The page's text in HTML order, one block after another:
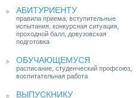
АБИТУРИЕНТУ
правила приема, вступительные
испытания, конкурсная ситуация,
проходной балл, довузовская
подготовка
ОБУЧАЮЩЕМУСЯ
расписание, студенческий профсоюз,
воспитательная работа
ВЫПУСКНИКУ